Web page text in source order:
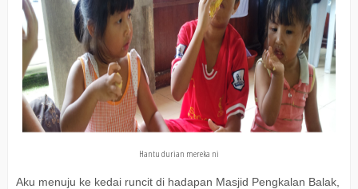
Hantu durian mereka ni
Aku menuju ke kedai runcit di hadapan Masjid Pengkalan Balak,